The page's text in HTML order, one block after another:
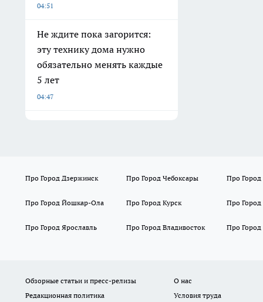
04:51
Не ждите пока загорится:
эту технику дома нужно
обязательно менять каждые
5 лет
04:47
Про Город Дзержинск Про Город Чебоксары Про Город
Про Город Йошкар-Ола Про Город Курск Про
Про Город Ярославль Про Город Владивосток Про Город
Обзорные статьи и пресс-релизы
О нас
Редакционная политика
Условия труда